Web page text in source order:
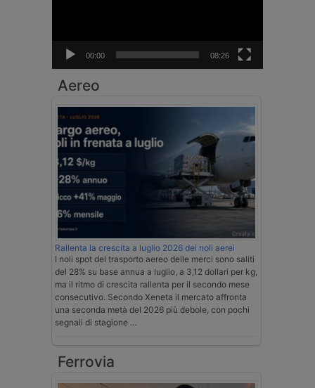
00:00 08:26
Aereo
Rallenta la crescita a luglio 2026 dei noli aerei
I noli spot del trasporto aereo delle merci sono saliti
del 28% su base annua a luglio, a 3,12 dollari per kg,
ma il ritmo di crescita rallenta per il secondo mese
consecutivo. Secondo Xeneta il mercato affronta
una seconda metà del 2026 più debole, con pochi
segnali di stagione …
Ferrovia